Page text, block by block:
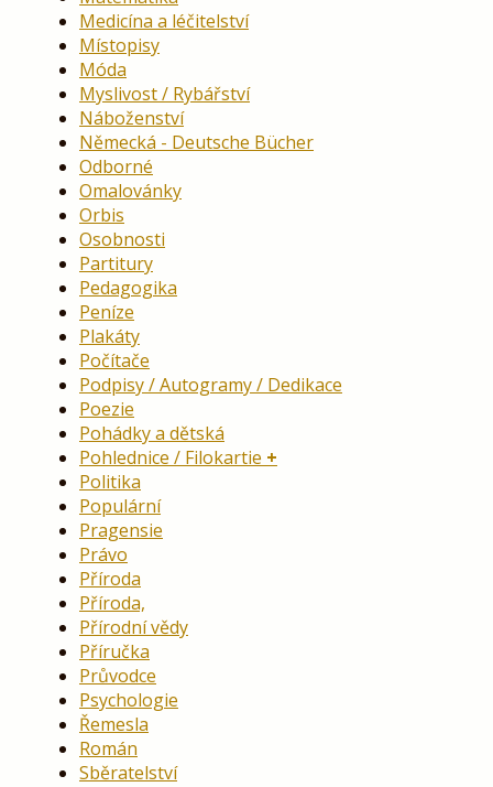
Medicína a léčitelství
Místopisy
Móda
Myslivost / Rybářství
Náboženství
Německá - Deutsche Bücher
Odborné
Omalovánky
Orbis
Osobnosti
Partitury
Pedagogika
Peníze
Plakáty
Počítače
Podpisy / Autogramy / Dedikace
Poezie
Pohádky a dětská
Pohlednice / Filokartie
Politika
Populární
Pragensie
Právo
Příroda
Příroda,
Přírodní vědy
Příručka
Průvodce
Psychologie
Řemesla
Román
Sběratelství